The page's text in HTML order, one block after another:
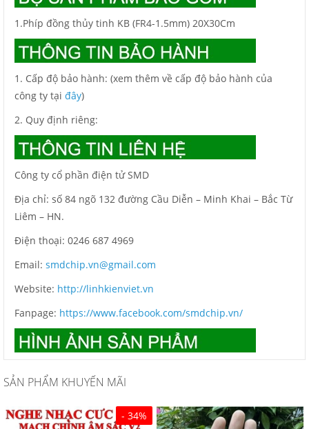
1.Phíp đồng thủy tinh KB (FR4-1.5mm) 20X30Cm
1. Cấp độ bảo hành: (xem thêm về cấp độ bảo hành của
công ty tại đây)
2. Quy định riêng:
Công ty cổ phần điện tử SMD
Địa chỉ: số 84 ngõ 132 đường Cầu Diễn – Minh Khai – Bắc Từ
Liêm – HN.
Điện thoại: 0246 687 4969
Email: smdchip.vn@gmail.com
Website: http://linhkienviet.vn
Fanpage: https://www.facebook.com/smdchip.vn/
SẢN PHẨM KHUYẾN MÃI
- 34%